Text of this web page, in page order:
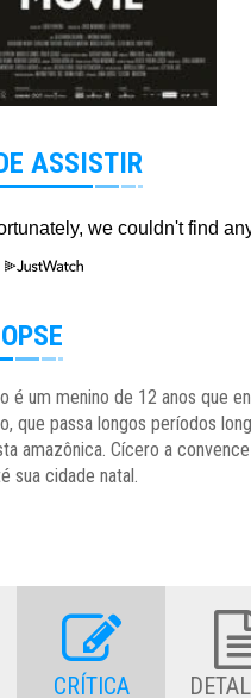
ASSISTIR
é um menino de 12 anos que
que passa longos períodos
amazônica. Cícero a
sua cidade natal.
CRÍTICA